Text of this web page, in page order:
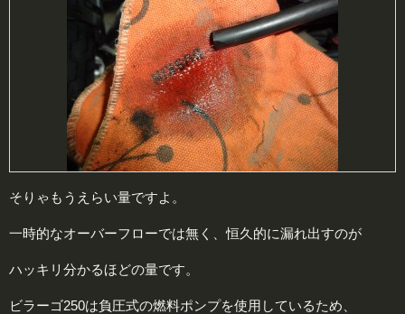
そりゃもうえらい量ですよ。
一時的なオーバーフローでは無く、恒久的に漏れ出すのが
ハッキリ分かるほどの量です。
ビラーゴ250は負圧式の燃料ポンプを使用しているため、